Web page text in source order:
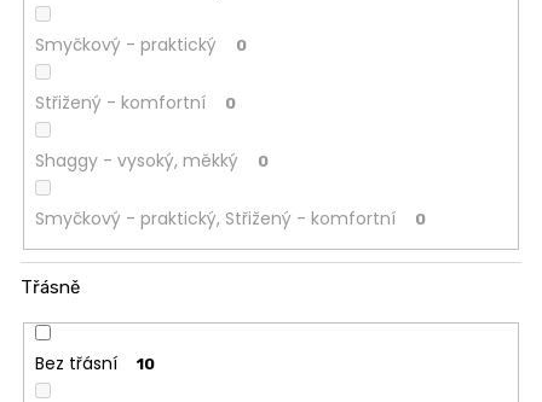
Smyčkový - praktický 0
Střižený - komfortní 0
Shaggy - vysoký, měkký 0
Smyčkový - praktický, Střižený - komfortní 0
Třásně
Bez třásní 10